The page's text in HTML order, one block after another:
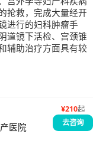
抢救，完成大量经开
进行的妇科肿瘤手
道镜下活检、宫颈锥
辅助治疗方面具有较
医院
¥210起
去咨询